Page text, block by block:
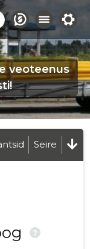
veoteenus
Seire
?